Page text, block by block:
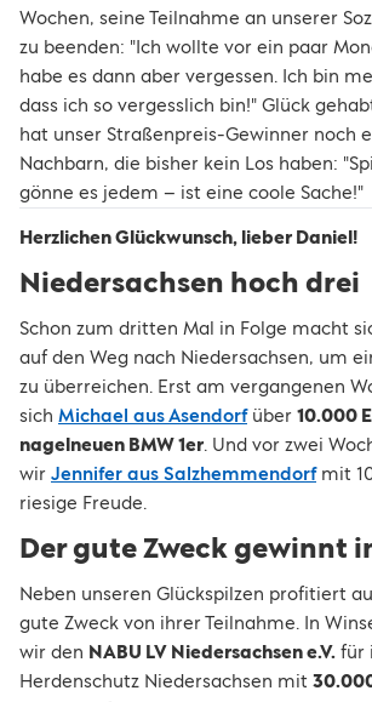
Wochen, seine Teilnahme an unserer
zu beenden: "Ich wollte vor ein paar
habe es dann aber vergessen. Ich bin
dass ich so vergesslich bin!" Glück
hat unser Straßenpreis-Gewinner noch
Nachbarn, die bisher kein Los haben:
gönne es jedem – ist eine coole Sache!"
Herzlichen Glückwunsch, lieber Daniel!
Niedersachsen hoch drei
Schon zum dritten Mal in Folge macht
auf den Weg nach Niedersachsen, um
zu überreichen. Erst am vergangenen
sich Michael aus Asendorfüber 10.000
nagelneuen BMW 1er. Und vor zwei
wir Jennifer aus Salzhemmendorfmit
riesige Freude.
Der gute Zweck gewinnt
Neben unseren Glückspilzen profitiert
gute Zweck von ihrer Teilnahme. In
wir den NABU LV Niedersachsen e.V. für
Herdenschutz Niedersachsen mit